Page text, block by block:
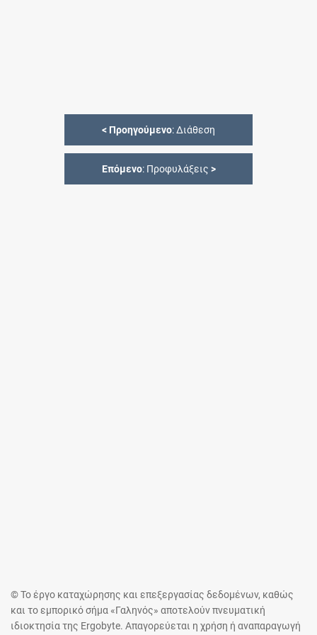
< Προηγούμενο: Διάθεση
Επόμενο: Προφυλάξεις >
© Το έργο καταχώρησης και επεξεργασίας δεδομένων, καθώς
και το εμπορικό σήμα «Γαληνός» αποτελούν πνευματική
ιδιοκτησία της Ergobyte. Απαγορεύεται η χρήση ή αναπαραγωγή